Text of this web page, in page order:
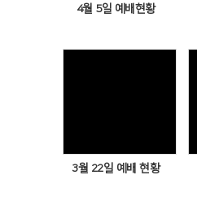
4월 5일 예배현황
3월 22일 예배 현황